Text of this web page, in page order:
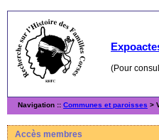
(Pour
Navigation :: Communes et paroisses >
Accès membres